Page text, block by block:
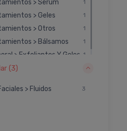
> Serum 1
> Geles 1
> Otros 1
> Bálsamos 1
> Exfoliantes Y Geles 1
(3)
> Fluidos 3